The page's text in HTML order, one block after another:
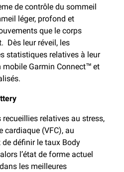
de contrôle du sommeil
léger, profond et
que le corps
Dès leur réveil, les
statistiques relatives à leur
Garmin Connect™ et
relatives au stress,
cardiaque (VFC), au
définir le taux Body
l’état de forme actuel
les meilleures